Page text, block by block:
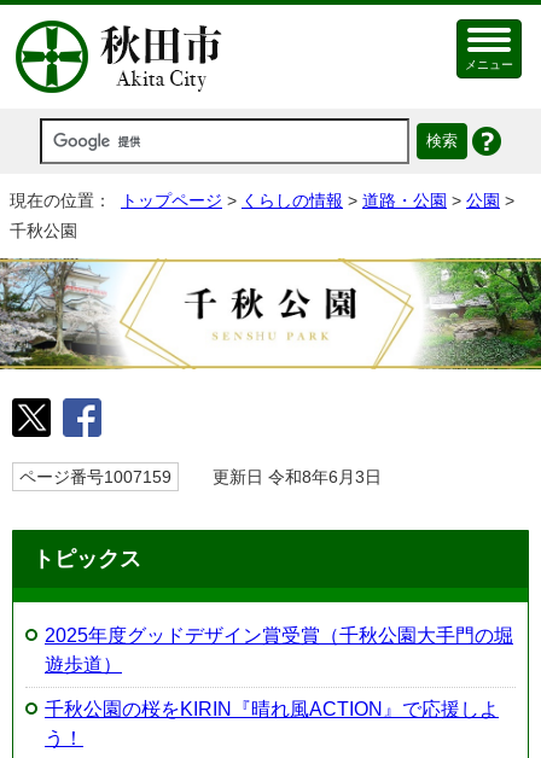
メニュー
現在の位置： トップページ > くらしの情報 > 道路・公園 > 公園 >
千秋公園
ページ番号1007159 更新日 令和8年6月3日
トピックス
2025年度グッドデザイン賞受賞（千秋公園大手門の堀
遊歩道）
千秋公園の桜をKIRIN『晴れ風ACTION』で応援しよ
う！